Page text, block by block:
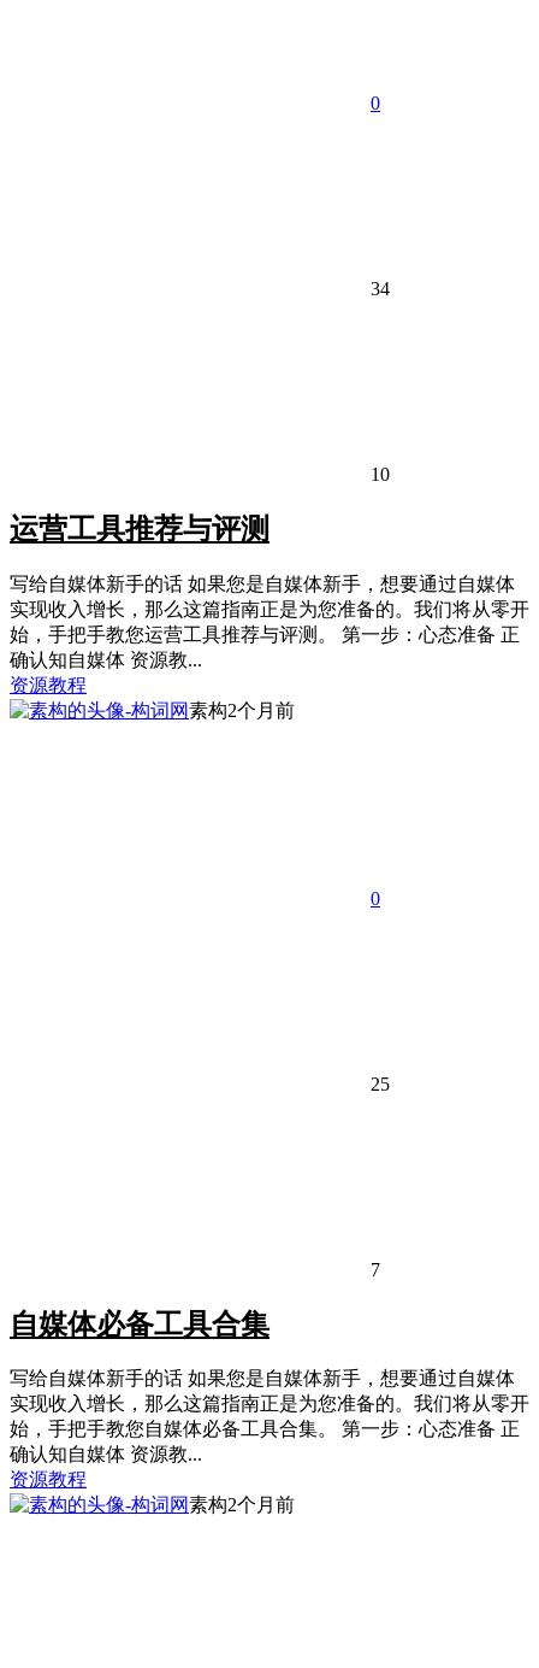
0
34
10
运营工具推荐与评测
写给自媒体新手的话 如果您是自媒体新手，想要通过自媒体
实现收入增长，那么这篇指南正是为您准备的。我们将从零开
始，手把手教您运营工具推荐与评测。 第一步：心态准备 正
确认知自媒体 资源教...
资源教程
素构2个月前
0
25
7
自媒体必备工具合集
写给自媒体新手的话 如果您是自媒体新手，想要通过自媒体
实现收入增长，那么这篇指南正是为您准备的。我们将从零开
始，手把手教您自媒体必备工具合集。 第一步：心态准备 正
确认知自媒体 资源教...
资源教程
素构2个月前